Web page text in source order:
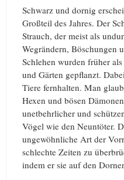
Schwarz und dornig
Großteil des Jahres. Der
Strauch, der meist als
Wegrändern, Böschungen
Schlehen wurden früher
und Gärten gepflanzt.
Tiere fernhalten. Man
Hexen und bösen
unetbehrlicher und
Vögel wie den Neuntöter.
ungewöhnliche Art der
schlechte Zeiten zu
indem er sie auf den